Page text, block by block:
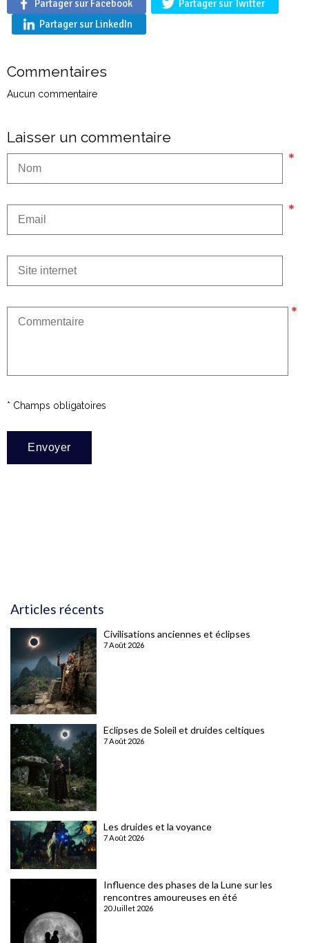
Partager sur Facebook
Partager sur Twitter
Partager sur LinkedIn
Commentaires
Aucun commentaire
Laisser un commentaire
* Champs obligatoires
Articles récents
Civilisations anciennes et éclipses
7 Août 2026
Eclipses de Soleil et druides celtiques
7 Août 2026
Les druides et la voyance
7 Août 2026
Influence des phases de la Lune sur les
rencontres amoureuses en été
20 Juillet 2026